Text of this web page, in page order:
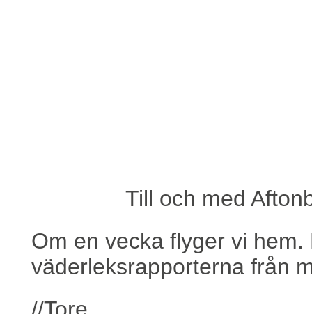
Till och med
Om en vecka flyger vi
väderleksrapporterna från